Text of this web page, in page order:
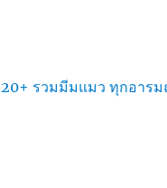
20+ รวมมีมแมว ทุกอาร